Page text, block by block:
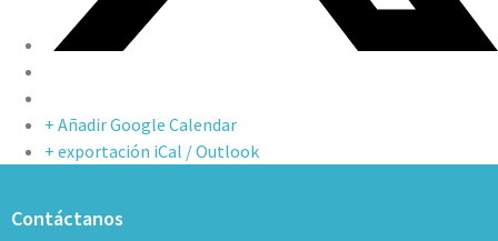
+ Añadir Google Calendar
+ exportación iCal / Outlook
Contáctanos